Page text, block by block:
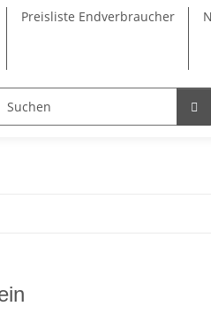
Preisliste Endverbraucher